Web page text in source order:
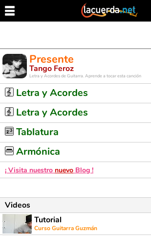
Presente
Tango Feroz
Letra y Acordes de Guitarra. Aprende a tocar esta canción
Letra y Acordes
Letra y Acordes
Tablatura
Armónica
¡ Visita nuestro nuevo Blog !
Videos
Tutorial
Curso Guitarra Guzmán